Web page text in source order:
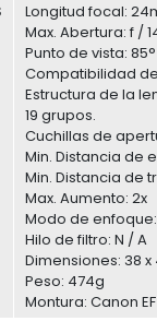
Longitud focal:
Max. Abertura: f /
Punto de vista: 85°
Compatibilidad
Estructura de la
19 grupos.
Cuchillas de
Min. Distancia de
Min. Distancia de
Max. Aumento: 2x
Modo de
Hilo de filtro: N / A
Dimensiones: 38
Peso: 474g
Montura: Canon